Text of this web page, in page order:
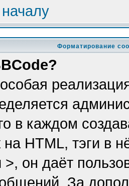
Форматирование
в каждом
HTML, тэги в
>, он даёт
За